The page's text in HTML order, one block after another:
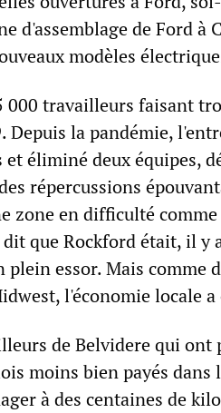
d'assemblage de Ford à
modèles
000 travailleurs faisant
Depuis la pandémie,
éliminé deux équipes,
répercussions
zone en difficulté
que Rockford était, il y
essor. Mais comme
l'économie locale a
de Belvidere qui
moins bien payés
à des centaines de